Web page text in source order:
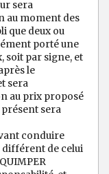
sera
au moment des
que deux ou
porté une
soit par signe, et
le
sera
au prix proposé
sera
conduire
différent de celui